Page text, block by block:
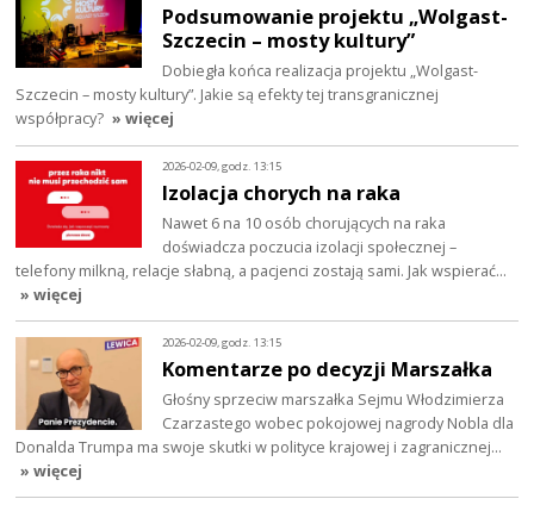
Podsumowanie projektu „Wolgast-
Szczecin – mosty kultury”
Dobiegła końca realizacja projektu „Wolgast-
Szczecin – mosty kultury”. Jakie są efekty tej transgranicznej
współpracy? » więcej
2026-02-09, godz. 13:15
Izolacja chorych na raka
Nawet 6 na 10 osób chorujących na raka
doświadcza poczucia izolacji społecznej –
telefony milkną, relacje słabną, a pacjenci zostają sami. Jak wspierać…
» więcej
2026-02-09, godz. 13:15
Komentarze po decyzji Marszałka
Głośny sprzeciw marszałka Sejmu Włodzimierza
Czarzastego wobec pokojowej nagrody Nobla dla
Donalda Trumpa ma swoje skutki w polityce krajowej i zagranicznej…
» więcej